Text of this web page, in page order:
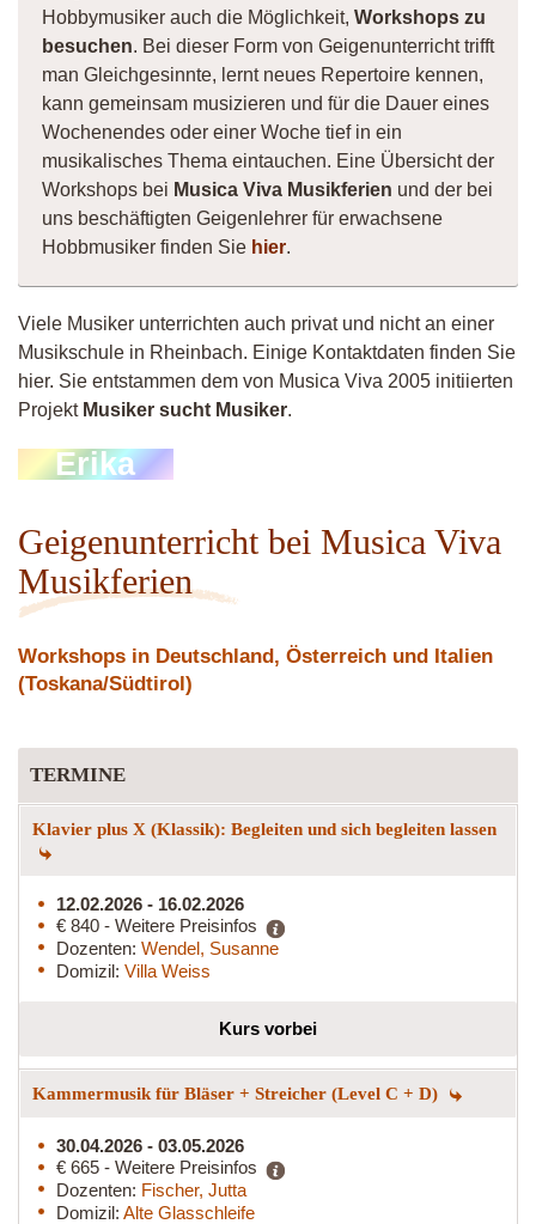
Hobbymusiker auch die Möglichkeit, Workshops zu
besuchen. Bei dieser Form von Geigenunterricht trifft
man Gleichgesinnte, lernt neues Repertoire kennen,
kann gemeinsam musizieren und für die Dauer eines
Wochenendes oder einer Woche tief in ein
musikalisches Thema eintauchen. Eine Übersicht der
Workshops bei Musica Viva Musikferien und der bei
uns beschäftigten Geigenlehrer für erwachsene
Hobbmusiker finden Sie hier.
Viele Musiker unterrichten auch privat und nicht an einer
Musikschule in Rheinbach. Einige Kontaktdaten finden Sie
hier. Sie entstammen dem von Musica Viva 2005 initiierten
Projekt Musiker sucht Musiker.
Erika
Geigenunterricht bei Musica Viva
Musikferien
Workshops in Deutschland, Österreich und Italien
(Toskana/Südtirol)
TERMINE
Klavier plus X (Klassik): Begleiten und sich begleiten lassen
12.02.2026 - 16.02.2026
€ 840 - Weitere Preisinfos
Dozenten: Wendel, Susanne
Domizil: Villa Weiss
Kurs vorbei
Kammermusik für Bläser + Streicher (Level C + D)
30.04.2026 - 03.05.2026
€ 665 - Weitere Preisinfos
Dozenten: Fischer, Jutta
Domizil: Alte Glasschleife